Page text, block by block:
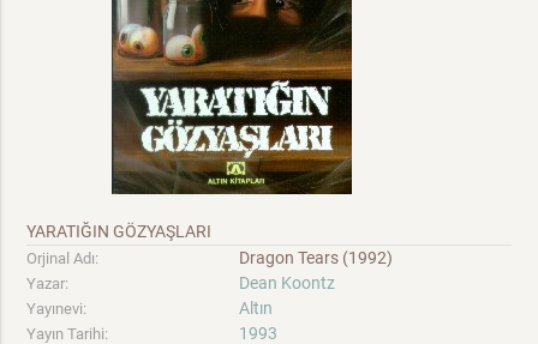
YARATIĞIN GÖZYAŞLARI
Orjinal Adı: Dragon Tears (1992)
Yazar: Dean Koontz
Yayınevi: Altın
Yayın Tarihi: 1993